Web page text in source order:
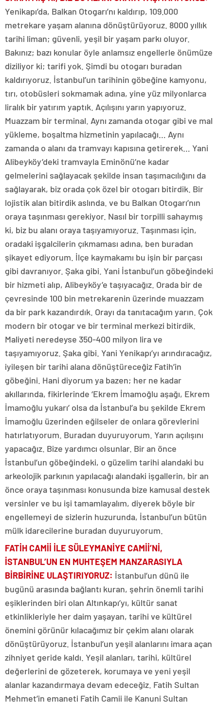
Yenikapı’da, Balkan Otogarı’nı kaldırıp, 109.000
metrekare yaşam alanına dönüştürüyoruz. 8000 yıllık
tarihi liman; güvenli, yeşil bir yaşam parkı oluyor.
Bakınız; bazı konular öyle anlamsız engellerle önümüze
diziliyor ki; tarifi yok. Şimdi bu otogarı buradan
kaldırıyoruz. İstanbul’un tarihinin göbeğine kamyonu,
tırı, otobüsleri sokmamak adına, yine yüz milyonlarca
liralık bir yatırım yaptık. Açılışını yarın yapıyoruz.
Muazzam bir terminal. Aynı zamanda otogar gibi ve mal
yükleme, boşaltma hizmetinin yapılacağı… Aynı
zamanda o alanı da tramvayı kapısına getirerek… Yani
Alibeyköy’deki tramvayla Eminönü’ne kadar
gelmelerini sağlayacak şekilde insan taşımacılığını da
sağlayarak, biz orada çok özel bir otogarı bitirdik. Bir
lojistik alan bitirdik aslında. ve bu Balkan Otogarı’nın
oraya taşınması gerekiyor. Nasıl bir torpilli sahaymış
ki, biz bu alanı oraya taşıyamıyoruz. Taşınması için,
oradaki işgalcilerin çıkmaması adına, ben buradan
şikayet ediyorum. İlçe kaymakamı bu işin bir parçası
gibi davranıyor. Şaka gibi. Yani İstanbul’un göbeğindeki
bir hizmeti alıp, Alibeyköy’e taşıyacağız. Orada bir de
çevresinde 100 bin metrekarenin üzerinde muazzam
da bir park kazandırdık. Orayı da tanıtacağım yarın. Çok
modern bir otogar ve bir terminal merkezi bitirdik.
Maliyeti neredeyse 350-400 milyon lira ve
taşıyamıyoruz. Şaka gibi. Yani Yenikapı’yı arındıracağız,
iyileşen bir tarihi alana dönüştüreceğiz Fatih’in
göbeğini. Hani diyorum ya bazen; her ne kadar
akıllarında, fikirlerinde ‘Ekrem İmamoğlu aşağı, Ekrem
İmamoğlu yukarı’ olsa da İstanbul’a bu şekilde Ekrem
İmamoğlu üzerinden eğilseler de onlara görevlerini
hatırlatıyorum. Buradan duyuruyorum. Yarın açılışını
yapacağız. Bize yardımcı olsunlar. Bir an önce
İstanbul’un göbeğindeki, o güzelim tarihi alandaki bu
arkeolojik parkının yapılacağı alandaki işgallerin, bir an
önce oraya taşınması konusunda bize kamusal destek
versinler ve bu işi tamamlayalım, diyerek böyle bir
engellemeyi de sizlerin huzurunda, İstanbul’un bütün
mülk idarecilerine buradan duyuruyorum.
FATİH CAMİİ İLE SÜLEYMANİYE CAMİİ’Nİ,
İSTANBUL’UN EN MUHTEŞEM MANZARASIYLA
BİRBİRİNE ULAŞTIRIYORUZ: İstanbul’un dünü ile
bugünü arasında bağlantı kuran, şehrin önemli tarihi
eşiklerinden biri olan Altınkapı’yı, kültür sanat
etkinlikleriyle her daim yaşayan, tarihi ve kültürel
önemini görünür kılacağımız bir çekim alanı olarak
dönüştürüyoruz. İstanbul’un yeşil alanlarını imara açan
zihniyet geride kaldı. Yeşil alanları, tarihi, kültürel
değerlerini de gözeterek, korumaya ve yeni yeşil
alanlar kazandırmaya devam edeceğiz. Fatih Sultan
Mehmet’in emaneti Fatih Camii ile Kanuni Sultan